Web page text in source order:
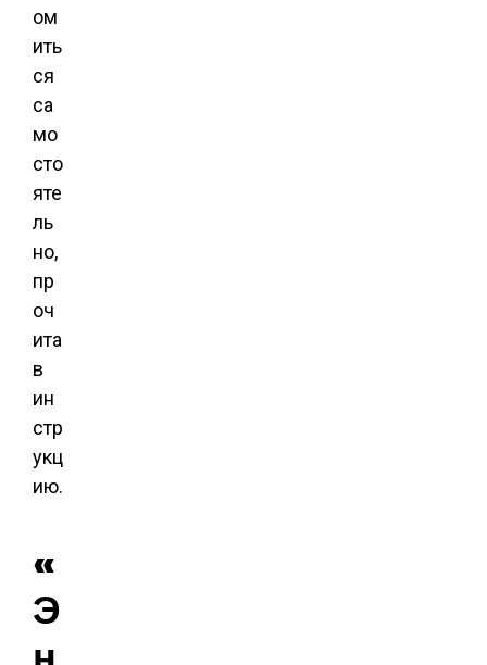
ом
ить
ся
са
мо
сто
яте
ль
но,
пр
оч
ита
в
ин
стр
укц
ию.
«
Э